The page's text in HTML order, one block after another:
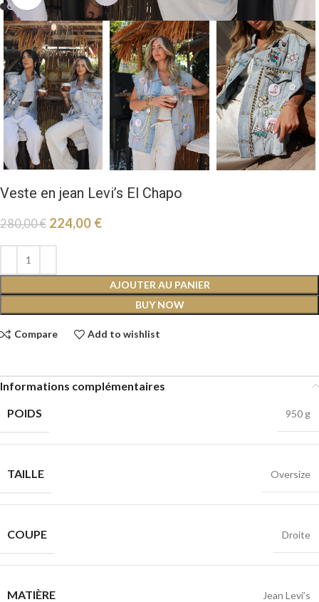
Veste en jean Levi’s El Chapo
280,00€ 224,00 €
AJOUTER AU PANIER
BUY NOW
Compare Add to wishlist
Informations complémentaires
POIDS
950 g
TAILLE Oversize
COUPE Droite
MATIÈRE Jean Levi’s